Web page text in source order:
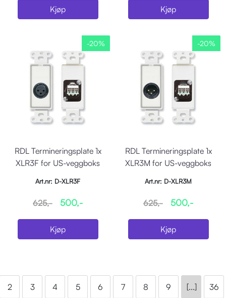
Kjøp Kjøp
-20%
RDL Termineringsplate 1x
XLR3F for US-veggboks
Art.nr: D-XLR3F
625,- 500,-
Kjøp
-20%
RDL Termineringsplate 1x
XLR3M for US-veggboks
Art.nr: D-XLR3M
625,- 500,-
Kjøp
2 3 4 5 6 7 8 9 [...] 36